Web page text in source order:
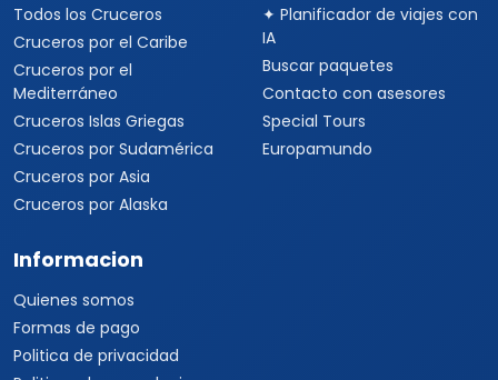
Todos los Cruceros
Cruceros por el Caribe
Cruceros por el
Mediterráneo
Cruceros Islas Griegas
Cruceros por Sudamérica
Cruceros por Asia
Cruceros por Alaska
✦ Planificador de viajes con
IA
Buscar paquetes
Contacto con asesores
Special Tours
Europamundo
Informacion
Quienes somos
Formas de pago
Politica de privacidad